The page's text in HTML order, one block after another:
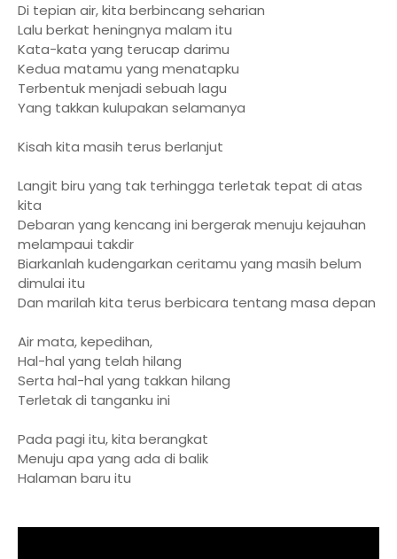
Di tepian air, kita berbincang seharian
Lalu berkat heningnya malam itu
Kata-kata yang terucap darimu
Kedua matamu yang menatapku
Terbentuk menjadi sebuah lagu
Yang takkan kulupakan selamanya
Kisah kita masih terus berlanjut
Langit biru yang tak terhingga terletak tepat di atas
kita
Debaran yang kencang ini bergerak menuju kejauhan
melampaui takdir
Biarkanlah kudengarkan ceritamu yang masih belum
dimulai itu
Dan marilah kita terus berbicara tentang masa depan
Air mata, kepedihan,
Hal-hal yang telah hilang
Serta hal-hal yang takkan hilang
Terletak di tanganku ini
Pada pagi itu, kita berangkat
Menuju apa yang ada di balik
Halaman baru itu